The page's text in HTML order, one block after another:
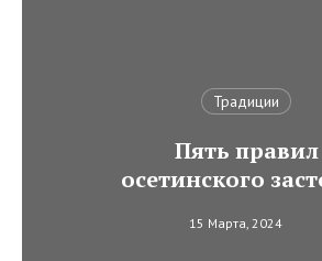
Традиции
Пять правил
осетинского
15 Марта, 2024